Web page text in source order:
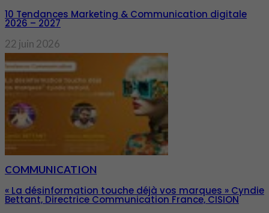
10 Tendances Marketing & Communication digitale
2026 – 2027
22 juin 2026
COMMUNICATION
« La désinformation touche déjà vos marques » Cyndie
Bettant, Directrice Communication France, CISION